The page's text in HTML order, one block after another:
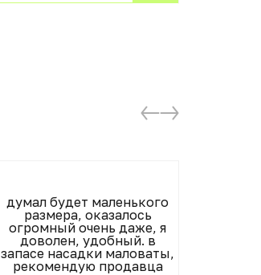
думал будет маленького
размера, оказалось
огромный очень даже, я
доволен, удобный. в
запасе насадки маловаты,
рекомендую продавца